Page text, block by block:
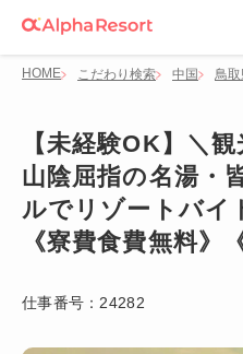
HOME こだわり検索 中国 鳥
【未経験OK】＼
山陰屈指の名湯・
ルでリゾートバイ
《寮費食費無料》
仕事番号： 24282